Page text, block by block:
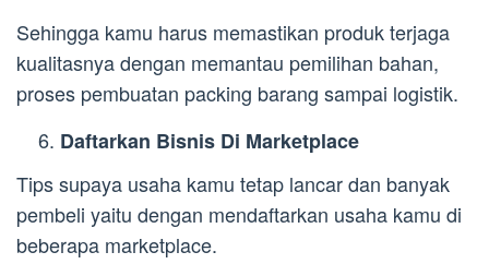
Sehingga kamu harus memastikan produk terjaga
kualitasnya dengan memantau pemilihan bahan,
proses pembuatan packing barang sampai logistik.
Daftarkan Bisnis Di Marketplace
Tips supaya usaha kamu tetap lancar dan banyak
pembeli yaitu dengan mendaftarkan usaha kamu di
beberapa marketplace.